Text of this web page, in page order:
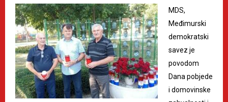
MDS,
Međimurski
demokratski
savez je
povodom
Dana pobjede
i domovinske